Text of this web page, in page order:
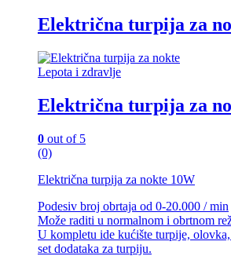
Električna turpija za
Lepota i zdravlje
Električna turpija za
0 out of 5
(0)
Električna turpija za nokte 10W
Podesiv broj obrtaja od 0-20.000 / min
Može raditi u normalnom i obrtnom
U kompletu ide kućište turpije,
set dodataka za turpiju.